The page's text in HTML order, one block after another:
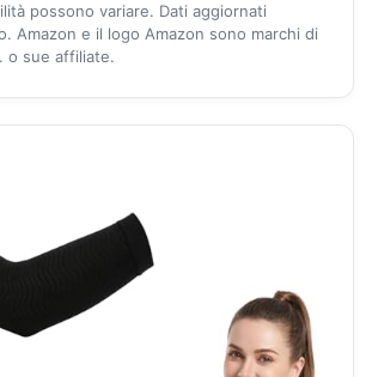
possono variare. Dati aggiornati
Amazon e il logo Amazon sono marchi di
o sue affiliate.